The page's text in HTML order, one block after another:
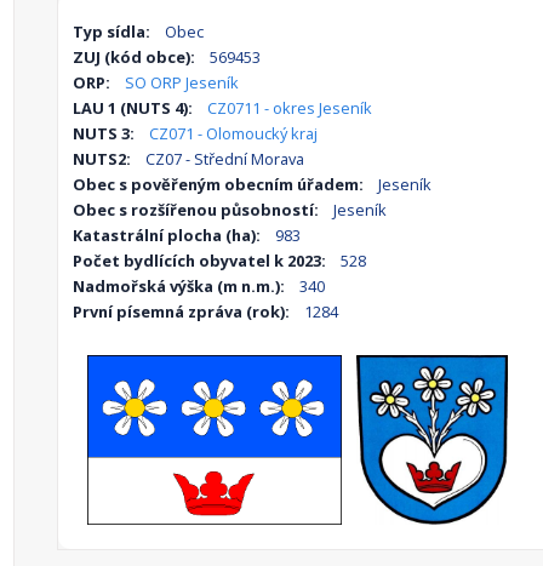
Typ sídla:
Obec
ZUJ (kód obce):
569453
ORP:
SO ORP Jeseník
LAU 1 (NUTS 4):
CZ0711 - okres Jeseník
NUTS 3:
CZ071 - Olomoucký kraj
NUTS2:
CZ07 - Střední Morava
Obec s pověřeným obecním úřadem:
Jeseník
Obec s rozšířenou působností:
Jeseník
Katastrální plocha (ha):
983
Počet bydlících obyvatel k 2023:
528
Nadmořská výška (m n.m.):
340
První písemná zpráva (rok):
1284